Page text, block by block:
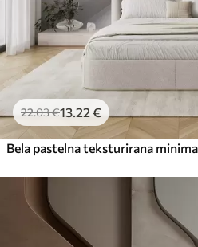
22.03€13.22€